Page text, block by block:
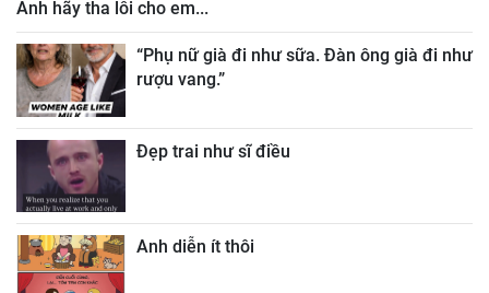
Anh hãy tha lỗi cho em...
“Phụ nữ già đi như sữa. Đàn ông già đi như
rượu vang.”
Đẹp trai như sĩ điều
Anh diễn ít thôi